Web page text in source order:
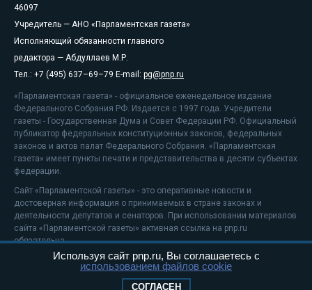
46097
Учредитель — АНО «Парламентская газета»
Исполняющий обязанности главного
редактора — Абдуллаев М.Р.
Тел.: +7 (495) 637–69–79 E-mail: pg@pnp.ru
«Парламентская газета» - официальное еженедельное издание
Федерального Собрания РФ. Издается с 1997 года. Учредители
газеты - Государственная Дума и Совет Федерации РФ. Официальный
публикатор федеральных конституционных законов, федеральных
законов и актов палат Федерального Собрания. «Парламентская
газета» имеет пункты печати и представительства в десяти субъектах
федерации.
Сайт «Парламентской газеты» - это оперативные новости и
достоверная информация о принимаемых в стране законах и
деятельности депутатов и сенаторов. При использовании материалов
сайта «Парламентской газеты» активная ссылка на pnp.ru
обязательна.
На информационном ресурсе применяютсярекомендательные
Положение о защите персональных данных
Используя сайт pnp.ru, Вы соглашаетесь с
использованием файлов cookie
СОГЛАСЕН